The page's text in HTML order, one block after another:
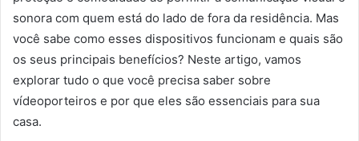
sonora com quem está do lado de fora da residência. Mas
você sabe como esses dispositivos funcionam e quais são
os seus principais benefícios? Neste artigo, vamos
explorar tudo o que você precisa saber sobre
vídeoporteiros e por que eles são essenciais para sua
casa.